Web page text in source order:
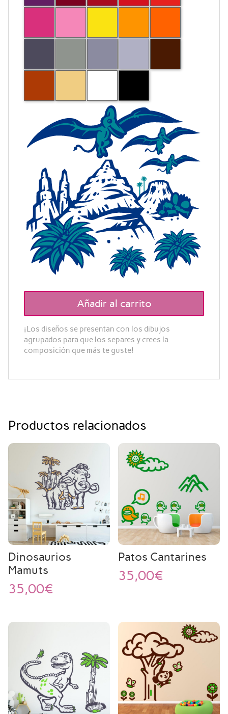
Añadir al carrito
¡Los diseños se presentan con los dibujos
agrupados para que los separes y crees la
composición que más te guste!
Productos relacionados
Dinosaurios
Mamuts
35,00€
Patos Cantarines
35,00€